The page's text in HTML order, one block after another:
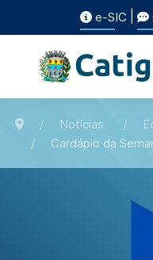
e-SIC
Notícias
Cardápio da